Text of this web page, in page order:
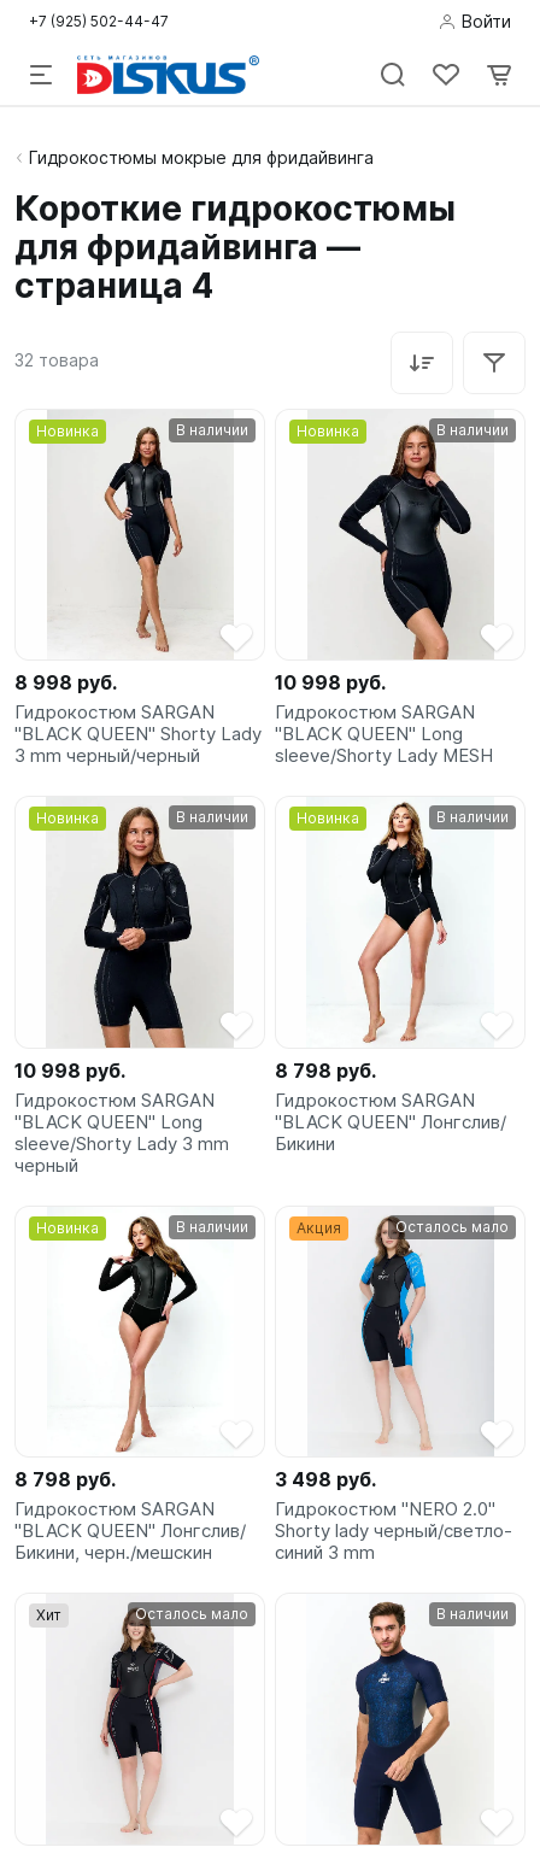
+7 (925) 502-44-47 Войти
Подводная
Дайвинг
Снорклинг /
Детям
Бассейн
Подарочные
Карты
Бренды
Акции
Гидрокостюмы мокрые для фридайвинга
Короткие гидрокостюмы
для фридайвинга —
страница 4
32 товара
Новинка В наличии
8 998 руб.
Гидрокостюм SARGAN
"BLACK QUEEN" Shorty Lady
3 mm черный/черный
Новинка В наличии
10 998 руб.
Гидрокостюм SARGAN
"BLACK QUEEN" Long
sleeve/Shorty Lady MESH
Новинка В наличии
10 998 руб.
Гидрокостюм SARGAN
"BLACK QUEEN" Long
sleeve/Shorty Lady 3 mm
черный
Новинка В наличии
8 798 руб.
Гидрокостюм SARGAN
"BLACK QUEEN" Лонгслив/
Бикини
Новинка В наличии
8 798 руб.
Гидрокостюм SARGAN
"BLACK QUEEN" Лонгслив/
Бикини, черн./мешскин
Акция Осталось мало
3 498 руб.
Гидрокостюм "NERO 2.0"
Shorty lady черный/светло-
синий 3 mm
Хит Осталось мало В наличии